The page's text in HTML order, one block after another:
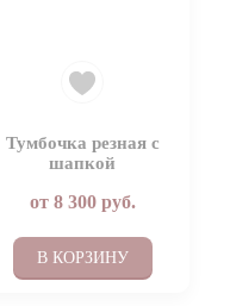
Тумбочка резная с
шапкой
от 8 300руб.
В КОРЗИНУ